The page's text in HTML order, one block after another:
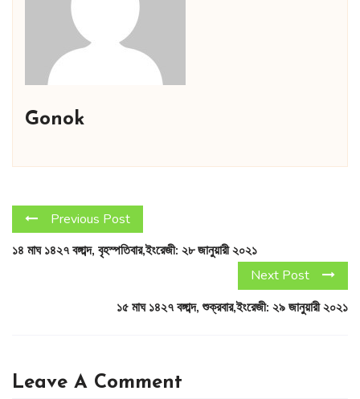
Gonok
Previous Post
১৪ মাঘ ১৪২৭ বঙ্গাব্দ, বৃহস্পতিবার,ইংরেজী: ২৮ জানুয়ারী ২০২১
Next Post
১৫ মাঘ ১৪২৭ বঙ্গাব্দ, শুক্রবার,ইংরেজী: ২৯ জানুয়ারী ২০২১
Leave A Comment